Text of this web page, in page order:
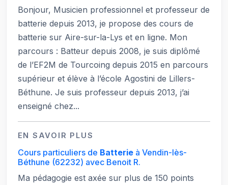
Bonjour, Musicien professionnel et professeur de
batterie depuis 2013, je propose des cours de
batterie sur Aire-sur-la-Lys et en ligne. Mon
parcours : Batteur depuis 2008, je suis diplômé
de l’EF2M de Tourcoing depuis 2015 en parcours
supérieur et élève à l’école Agostini de Lillers-
Béthune. Je suis professeur depuis 2013, j’ai
enseigné chez...
EN SAVOIR PLUS
Cours particuliers de Batterieà Vendin-lès-
Béthune (62232) avec Benoit R.
Ma pédagogie est axée sur plus de 150 points